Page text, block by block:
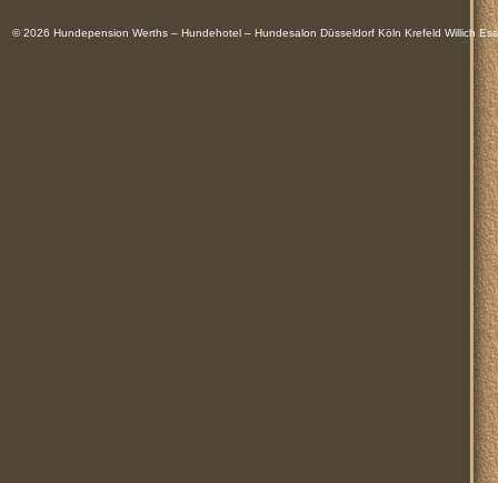
© 2026 Hundepension Werths – Hundehotel – Hundesalon Düsseldorf Köln Krefeld Willich